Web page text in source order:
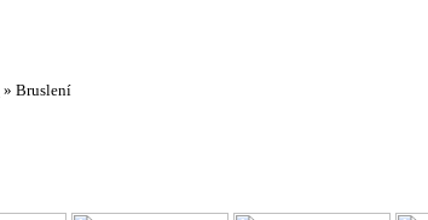
» Bruslení